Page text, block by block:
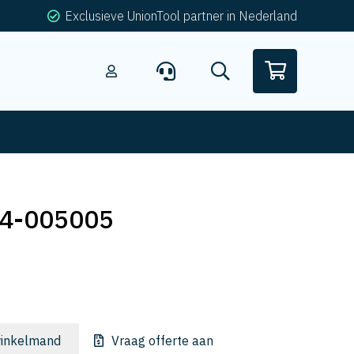
Exclusieve UnionTool partner in Nederland
005005
Vraag offerte aan